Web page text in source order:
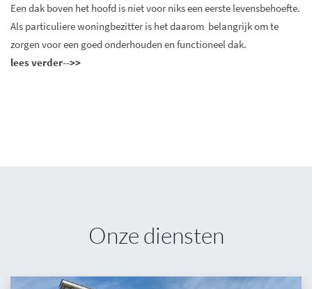
Een dak boven het hoofd is niet voor niks een eerste levensbehoefte.
Als particuliere woningbezitter is het daarom belangrijk om te
zorgen voor een goed onderhouden en functioneel dak.
lees verder-->>
Onze diensten